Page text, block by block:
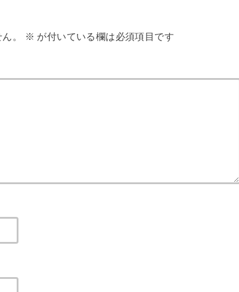
。 ※ が付いている欄は必須項目です